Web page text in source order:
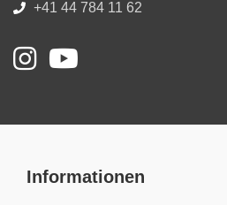
+41 44 784 11 62
Informationen